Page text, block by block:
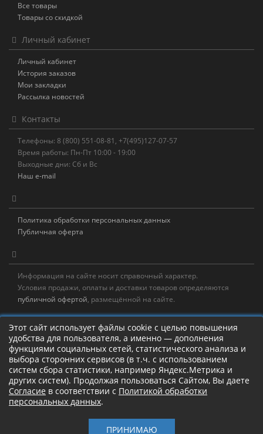
Все товары
Товары со скидкой
Личный кабинет
Личный кабинет
История заказов
Мои закладки
Рассылка новостей
Контакты
Телефоны: 8 (800) 551-08-81, +7(495)127-07-57
Время работы: Пн-Пт 10:00 - 19:00
Выходные дни: Сб и Вс
Наш e-mail
Политика обработки персональных данных
Публичная оферта
Информация на сайте носит справочный характер.
Условия продажи, оплаты и доставки товаров определяются
публичной офертой, размещённой на сайте.
Новостная рассылка
Новости, акции, распродажи и полезные советы!
Старый Шаман © 2017 – 2026
Левая панель
Этот сайт использует файлы cookie с целью повышения
удобства для пользователя, а именно — дополнения
функциями социальных сетей, статистического анализа и
выбора сторонних сервисов (в т.ч. с использованием
систем сбора статистики, например Яндекс.Метрика и
других систем). Продолжая пользоваться Сайтом, Вы даете
Согласие в соответствии с Политикой обработки
персональных данных.
ПРИНИМАЮ